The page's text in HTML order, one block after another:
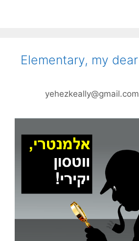
הרן פינשטין: Elementary, my dear
yehezkeally@gmail.com